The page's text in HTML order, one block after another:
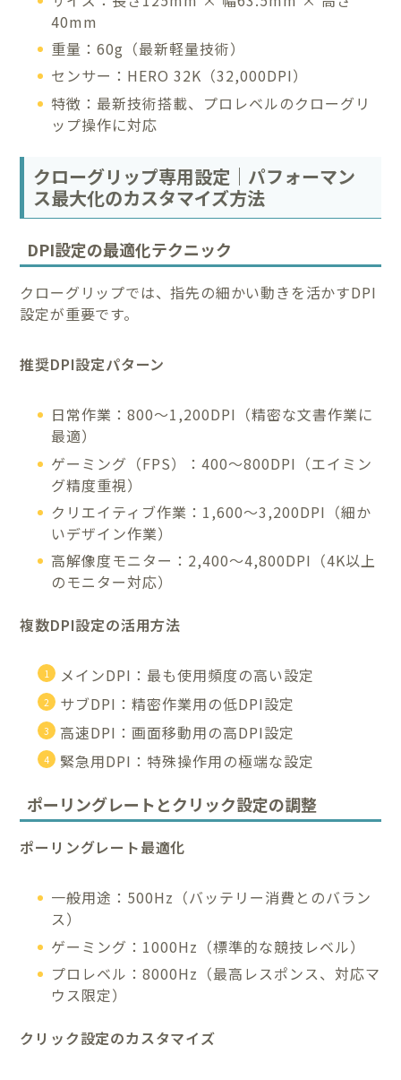
40mm
重量：60g（最新軽量技術）
センサー：HERO 32K（32,000DPI）
特徴：最新技術搭載、プロレベルのクローグリ
ップ操作に対応
クローグリップ専用設定｜パフォーマン
ス最大化のカスタマイズ方法
DPI設定の最適化テクニック
クローグリップでは、指先の細かい動きを活かすDPI
設定が重要です。
推奨DPI設定パターン
日常作業：800～1,200DPI（精密な文書作業に
最適）
ゲーミング（FPS）：400～800DPI（エイミン
グ精度重視）
クリエイティブ作業：1,600～3,200DPI（細か
いデザイン作業）
高解像度モニター：2,400～4,800DPI（4K以上
のモニター対応）
複数DPI設定の活用方法
メインDPI：最も使用頻度の高い設定
サブDPI：精密作業用の低DPI設定
高速DPI：画面移動用の高DPI設定
緊急用DPI：特殊操作用の極端な設定
ポーリングレートとクリック設定の調整
ポーリングレート最適化
一般用途：500Hz（バッテリー消費とのバラン
ス）
ゲーミング：1000Hz（標準的な競技レベル）
プロレベル：8000Hz（最高レスポンス、対応マ
ウス限定）
クリック設定のカスタマイズ